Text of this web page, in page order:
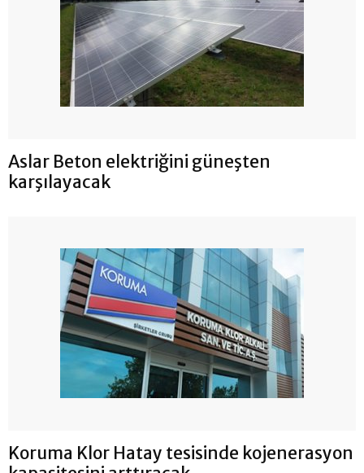
Aslar Beton elektriğini güneşten
karşılayacak
Koruma Klor Hatay tesisinde kojenerasyon